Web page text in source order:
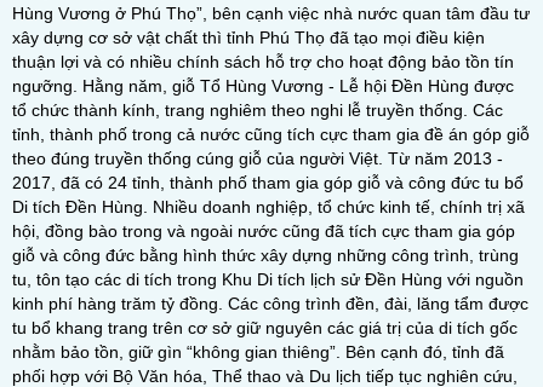
Hùng Vương ở Phú Thọ”, bên cạnh việc nhà nước quan tâm đầu tư
xây dựng cơ sở vật chất thì tỉnh Phú Thọ đã tạo mọi điều kiện
thuận lợi và có nhiều chính sách hỗ trợ cho hoạt động bảo tồn tín
ngưỡng. Hằng năm, giỗ Tổ Hùng Vương - Lễ hội Đền Hùng được
tổ chức thành kính, trang nghiêm theo nghi lễ truyền thống. Các
tỉnh, thành phố trong cả nước cũng tích cực tham gia đề án góp giỗ
theo đúng truyền thống cúng giỗ của người Việt. Từ năm 2013 -
2017, đã có 24 tỉnh, thành phố tham gia góp giỗ và công đức tu bổ
Di tích Đền Hùng. Nhiều doanh nghiệp, tổ chức kinh tế, chính trị xã
hội, đồng bào trong và ngoài nước cũng đã tích cực tham gia góp
giỗ và công đức bằng hình thức xây dựng những công trình, trùng
tu, tôn tạo các di tích trong Khu Di tích lịch sử Đền Hùng với nguồn
kinh phí hàng trăm tỷ đồng. Các công trình đền, đài, lăng tẩm được
tu bổ khang trang trên cơ sở giữ nguyên các giá trị của di tích gốc
nhằm bảo tồn, giữ gìn “không gian thiêng”. Bên cạnh đó, tỉnh đã
phối hợp với Bộ Văn hóa, Thể thao và Du lịch tiếp tục nghiên cứu,